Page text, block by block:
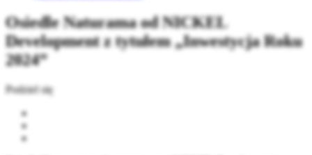
Osiedle Naturama od NICKEL
Development z tytułem „Inwestycja Roku
2024”
Podziel się